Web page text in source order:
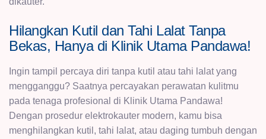
Hilangkan Kutil dan Tahi Lalat Tanpa
Bekas, Hanya di Klinik Utama Pandawa!
Ingin tampil percaya diri tanpa kutil atau tahi lalat yang
mengganggu? Saatnya percayakan perawatan kulitmu
pada tenaga profesional di Klinik Utama Pandawa!
Dengan prosedur elektrokauter modern, kamu bisa
menghilangkan kutil, tahi lalat, atau daging tumbuh dengan